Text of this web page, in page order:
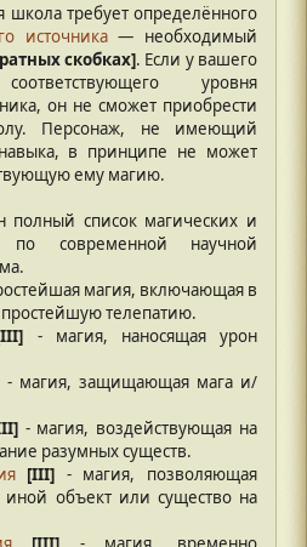
школа требует определённого
источника— необходимый
скобках]. Если у вашего
уровня
он не сможет приобрести
Персонаж, не имеющий
в принципе не может
ему магию.
полный список магических и
по современной научной
магия, включающая в
телепатию.
- магия, наносящая урон
- магия, защищающая мага и/
- магия, воздействующая на
разумных существ.
[III] - магия, позволяющая
объект или существо на